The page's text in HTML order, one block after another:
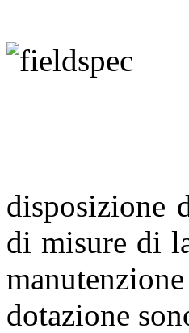
disposizione
di misure di
dotazione